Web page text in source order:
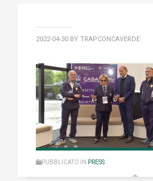
2022-04-30 BY TRAPCONCAVERDE
PUBBLICATO IN PRESS